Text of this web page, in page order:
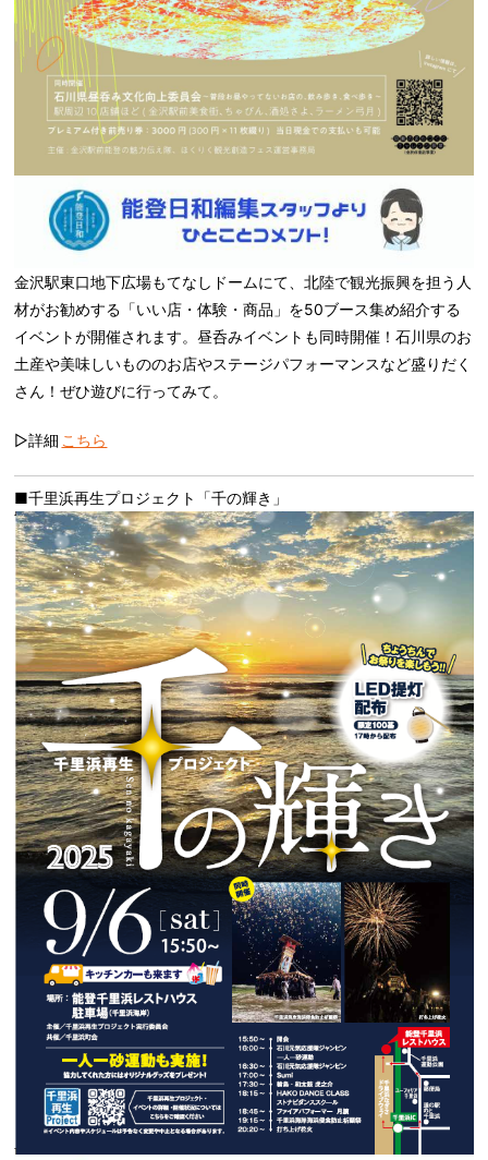
金沢駅東口地下広場もてなしドームにて、北陸で観光振興を担う人
材がお勧めする「いい店・体験・商品」を50ブース集め紹介する
イベントが開催されます。昼呑みイベントも同時開催！石川県のお
土産や美味しいもののお店やステージパフォーマンスなど盛りだく
さん！ぜひ遊びに行ってみて。
▷詳細 こちら
■千里浜再生プロジェクト「千の輝き」